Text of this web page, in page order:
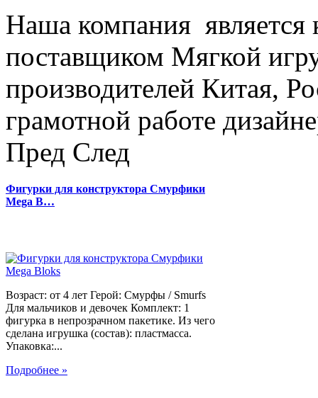
Наша компания
поставщиком Мягкой
производителей Китая,
грамотной работе
Пред След
Фигурки для конструктора Смурфики
Mega B…
Возраст: от 4 лет Герой: Смурфы / Smurfs
Для мальчиков и девочек Комплект: 1
фигурка в непрозрачном пакетике. Из чего
сделана игрушка (состав): пластмасса.
Упаковка:...
Подробнее »